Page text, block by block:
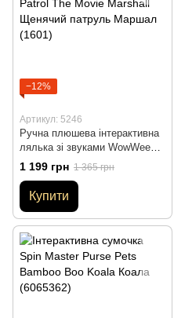
−12%
Артикул: 5246
Ручна плюшева інтерактивна
лялька зі звуками WowWee
Paw Patrol The Movie Marshall
Щенячий патруль Маршал
(1601)
1 199 грн 1 365 грн
Купити